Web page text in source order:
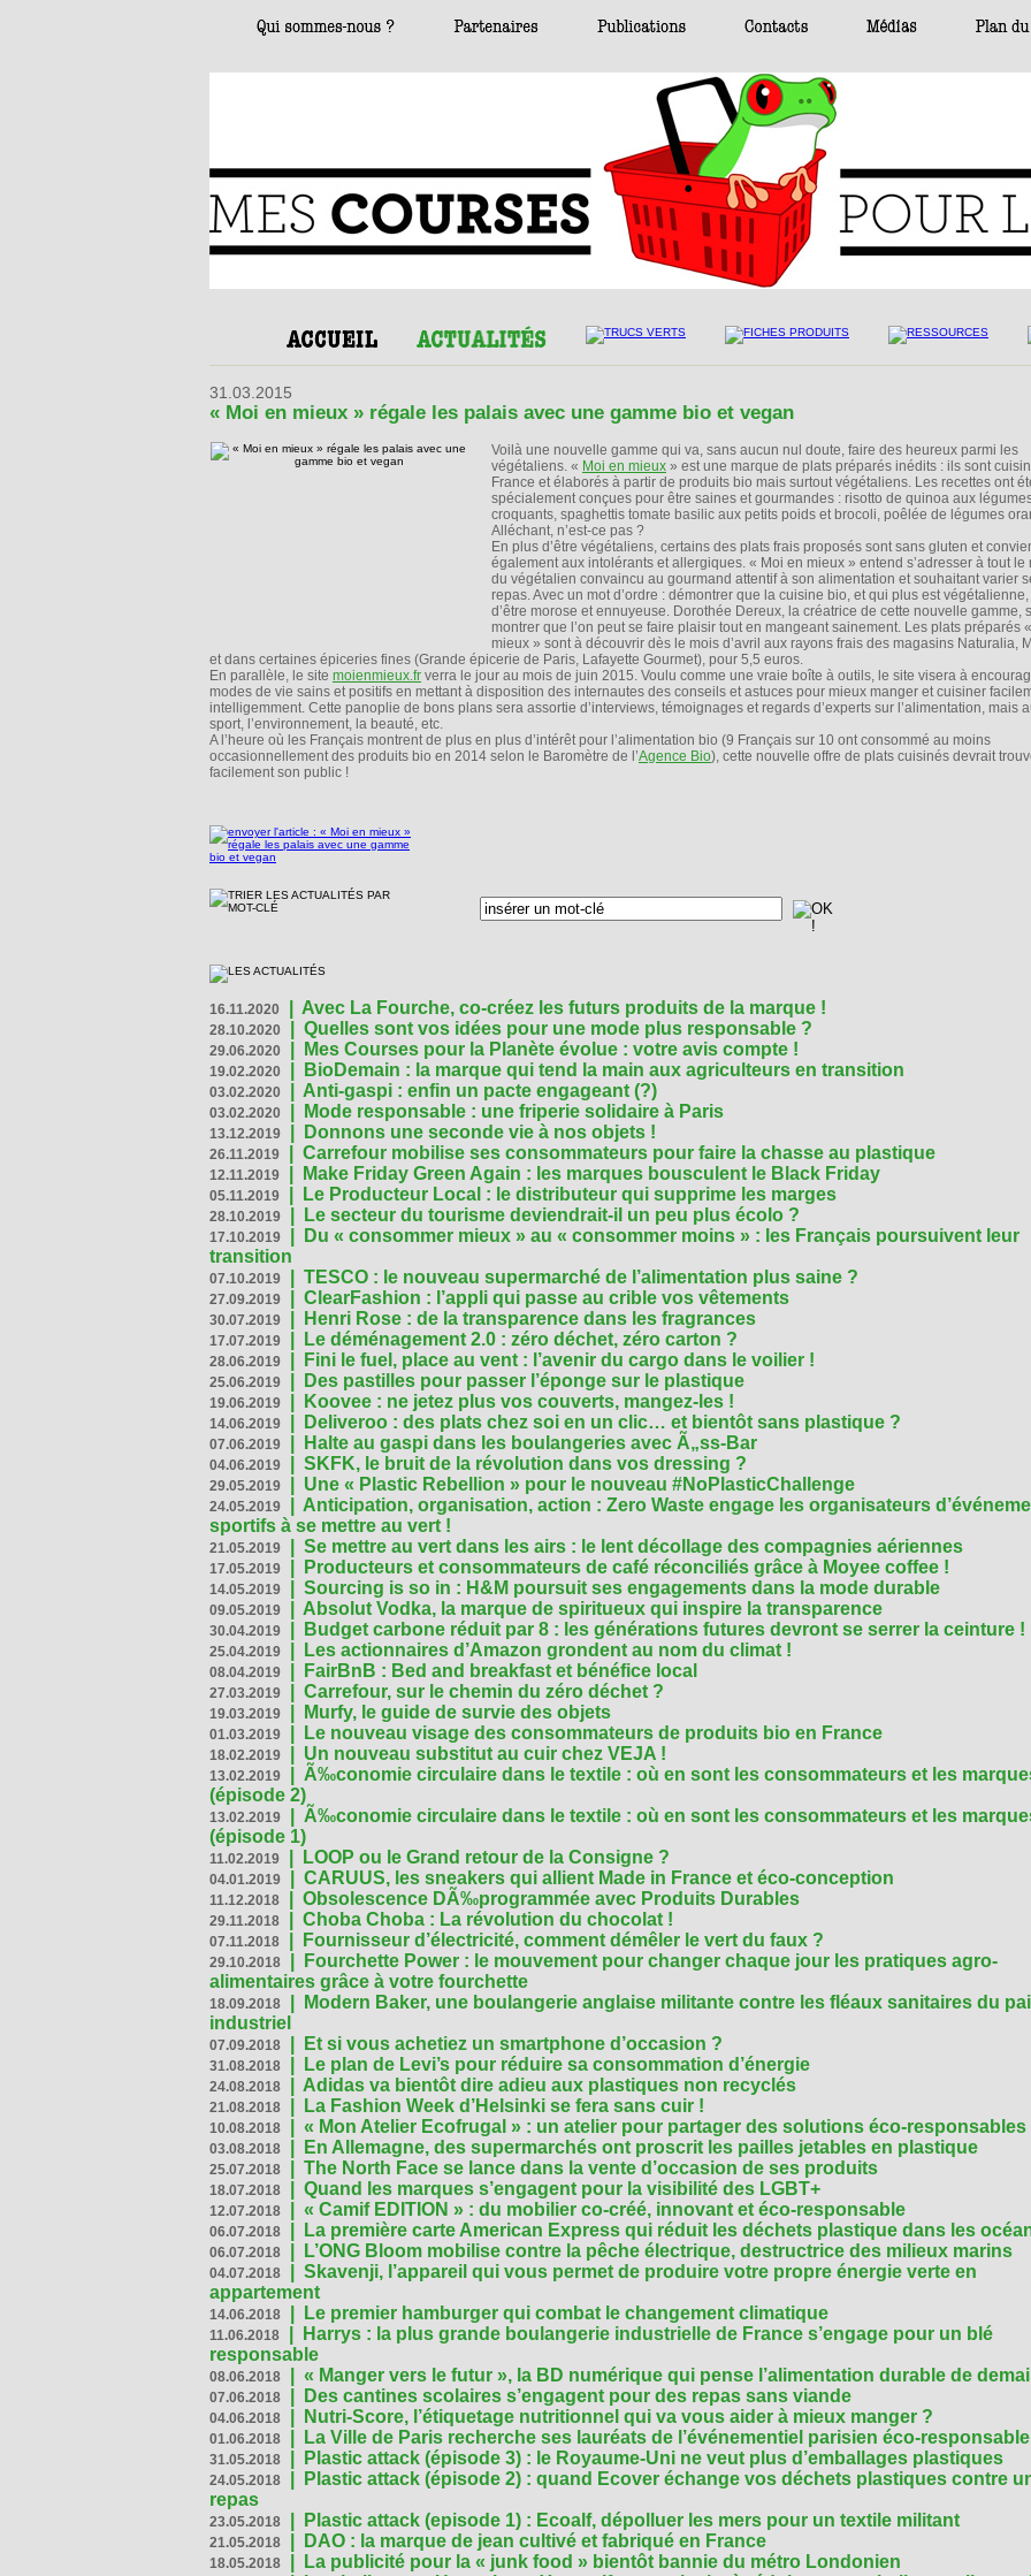
31.03.2015
« Moi en mieux » régale les palais avec une gamme bio et vegan
Voilà une nouvelle gamme qui va, sans aucun nul doute, faire des heureux parmi les
végétaliens. « Moi en mieux » est une marque de plats préparés inédits : ils sont
France et élaborés à partir de produits bio mais surtout végétaliens. Les recettes ont
spécialement conçues pour être saines et gourmandes : risotto de quinoa aux
croquants, spaghettis tomate basilic aux petits poids et brocoli, poêlée de légumes
Alléchant, n’est-ce pas ?
En plus d’être végétaliens, certains des plats frais proposés sont sans gluten et
également aux intolérants et allergiques. « Moi en mieux » entend s’adresser à tout le
du végétalien convaincu au gourmand attentif à son alimentation et souhaitant varier
repas. Avec un mot d’ordre : démontrer que la cuisine bio, et qui plus est
d’être morose et ennuyeuse. Dorothée Dereux, la créatrice de cette nouvelle gamme,
montrer que l’on peut se faire plaisir tout en mangeant sainement. Les plats préparés
mieux » sont à découvrir dès le mois d’avril aux rayons frais des magasins Naturalia,
et dans certaines épiceries fines (Grande épicerie de Paris, Lafayette Gourmet), pour 5,5 euros.
En parallèle, le site moienmieux.fr verra le jour au mois de juin 2015. Voulu comme une vraie boîte à outils, le site visera à
modes de vie sains et positifs en mettant à disposition des internautes des conseils et astuces pour mieux manger et cuisiner
intelligemment. Cette panoplie de bons plans sera assortie d’interviews, témoignages et regards d’experts sur l’alimentation, mais
sport, l’environnement, la beauté, etc.
A l’heure où les Français montrent de plus en plus d’intérêt pour l’alimentation bio (9 Français sur 10 ont consommé au moins
occasionnellement des produits bio en 2014 selon le Baromètre de l’Agence Bio), cette nouvelle offre de plats cuisinés devrait
facilement son public !
16.11.2020 Avec La Fourche, co-créez les futurs produits de la marque !
28.10.2020 Quelles sont vos idées pour une mode plus responsable ?
29.06.2020 Mes Courses pour la Planète évolue : votre avis compte !
19.02.2020 BioDemain : la marque qui tend la main aux agriculteurs en transition
03.02.2020 Anti-gaspi : enfin un pacte engageant (?)
03.02.2020 Mode responsable : une friperie solidaire à Paris
13.12.2019 Donnons une seconde vie à nos objets !
26.11.2019 Carrefour mobilise ses consommateurs pour faire la chasse au plastique
12.11.2019 Make Friday Green Again : les marques bousculent le Black Friday
05.11.2019 Le Producteur Local : le distributeur qui supprime les marges
28.10.2019 Le secteur du tourisme deviendrait-il un peu plus écolo ?
17.10.2019
Du « consommer mieux » au « consommer moins » : les Français poursuivent leur
transition
07.10.2019 TESCO : le nouveau supermarché de l’alimentation plus saine ?
27.09.2019 ClearFashion : l’appli qui passe au crible vos vêtements
30.07.2019 Henri Rose : de la transparence dans les fragrances
17.07.2019 Le déménagement 2.0 : zéro déchet, zéro carton ?
28.06.2019 Fini le fuel, place au vent : l’avenir du cargo dans le voilier !
25.06.2019 Des pastilles pour passer l’éponge sur le plastique
19.06.2019 Koovee : ne jetez plus vos couverts, mangez-les !
14.06.2019 Deliveroo : des plats chez soi en un clic… et bientôt sans plastique ?
07.06.2019 Halte au gaspi dans les boulangeries avec Ã„ss-Bar
04.06.2019 SKFK, le bruit de la révolution dans vos dressing ?
29.05.2019 Une « Plastic Rebellion » pour le nouveau #NoPlasticChallenge
24.05.2019
Anticipation, organisation, action : Zero Waste engage les organisateurs
sportifs à se mettre au vert !
21.05.2019 Se mettre au vert dans les airs : le lent décollage des compagnies aériennes
17.05.2019 Producteurs et consommateurs de café réconciliés grâce à Moyee coffee !
14.05.2019 Sourcing is so in : H&M poursuit ses engagements dans la mode durable
09.05.2019 Absolut Vodka, la marque de spiritueux qui inspire la transparence
30.04.2019 Budget carbone réduit par 8 : les générations futures devront se serrer la ceinture !
25.04.2019 Les actionnaires d’Amazon grondent au nom du climat !
08.04.2019 FairBnB : Bed and breakfast et bénéfice local
27.03.2019 Carrefour, sur le chemin du zéro déchet ?
19.03.2019 Murfy, le guide de survie des objets
01.03.2019 Le nouveau visage des consommateurs de produits bio en France
18.02.2019 Un nouveau substitut au cuir chez VEJA !
13.02.2019
Ã‰conomie circulaire dans le textile : où en sont les consommateurs et les
(épisode 2)
13.02.2019
Ã‰conomie circulaire dans le textile : où en sont les consommateurs et les
(épisode 1)
11.02.2019 LOOP ou le Grand retour de la Consigne ?
04.01.2019 CARUUS, les sneakers qui allient Made in France et éco-conception
11.12.2018 Obsolescence DÃ‰programmée avec Produits Durables
29.11.2018 Choba Choba : La révolution du chocolat !
07.11.2018 Fournisseur d’électricité, comment démêler le vert du faux ?
29.10.2018
Fourchette Power : le mouvement pour changer chaque jour les pratiques agro-
alimentaires grâce à votre fourchette
18.09.2018
Modern Baker, une boulangerie anglaise militante contre les fléaux sanitaires du
industriel
07.09.2018 Et si vous achetiez un smartphone d’occasion ?
31.08.2018 Le plan de Levi’s pour réduire sa consommation d’énergie
24.08.2018 Adidas va bientôt dire adieu aux plastiques non recyclés
21.08.2018 La Fashion Week d’Helsinki se fera sans cuir !
10.08.2018 « Mon Atelier Ecofrugal » : un atelier pour partager des solutions éco-responsables
03.08.2018 En Allemagne, des supermarchés ont proscrit les pailles jetables en plastique
25.07.2018 The North Face se lance dans la vente d’occasion de ses produits
18.07.2018 Quand les marques s’engagent pour la visibilité des LGBT+
12.07.2018 « Camif EDITION » : du mobilier co-créé, innovant et éco-responsable
06.07.2018 La première carte American Express qui réduit les déchets plastique dans les
06.07.2018 L’ONG Bloom mobilise contre la pêche électrique, destructrice des milieux marins
04.07.2018
Skavenji, l’appareil qui vous permet de produire votre propre énergie verte en
appartement
14.06.2018 Le premier hamburger qui combat le changement climatique
11.06.2018
Harrys : la plus grande boulangerie industrielle de France s’engage pour un blé
responsable
08.06.2018 « Manger vers le futur », la BD numérique qui pense l’alimentation durable de
07.06.2018 Des cantines scolaires s’engagent pour des repas sans viande
04.06.2018 Nutri-Score, l’étiquetage nutritionnel qui va vous aider à mieux manger ?
01.06.2018 La Ville de Paris recherche ses lauréats de l’événementiel parisien éco-responsable
31.05.2018 Plastic attack (épisode 3) : le Royaume-Uni ne veut plus d’emballages plastiques
24.05.2018
Plastic attack (épisode 2) : quand Ecover échange vos déchets plastiques contre
repas
23.05.2018 Plastic attack (episode 1) : Ecoalf, dépolluer les mers pour un textile militant
21.05.2018 DAO : la marque de jean cultivé et fabriqué en France
18.05.2018 La publicité pour la « junk food » bientôt bannie du métro Londonien